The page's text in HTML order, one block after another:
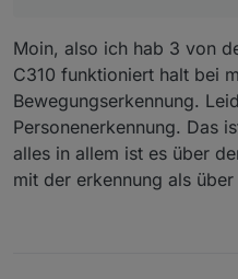
Moin, also ich hab 3 von
C310 funktioniert halt bei
Bewegungserkennung.
Personenerkennung. Das
alles in allem ist es über
mit der erkennung als